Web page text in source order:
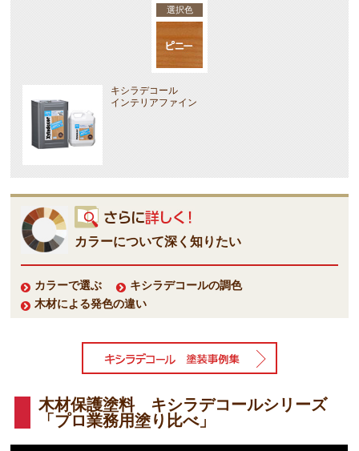
選択色
キシラデコール
インテリアファイン
カラーについて深く知りたい
カラーで選ぶ
キシラデコールの調色
木材による発色の違い
木材保護塗料 キシラデコールシリーズ
「プロ業務用塗り比べ」